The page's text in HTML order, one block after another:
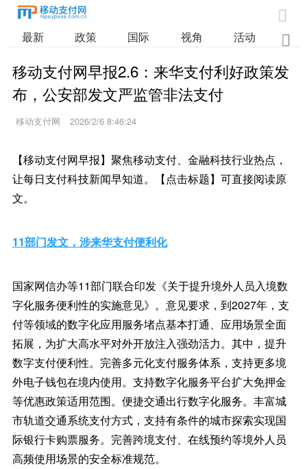

最新 政策 国际 视角 活动 业

移动支付网早报2.6：来华支付利好政策发
布，公安部发文严监管非法支付
移动支付网 2026/2/6 8:46:24
【移动支付网早报】聚焦移动支付、金融科技行业热点，
让每日支付科技新闻早知道。【点击标题】可直接阅读原
文。
11部门发文，涉来华支付便利化
国家网信办等11部门联合印发《关于提升境外人员入境数
字化服务便利性的实施意见》。意见要求，到2027年，支
付等领域的数字化应用服务堵点基本打通、应用场景全面
拓展，为扩大高水平对外开放注入强劲活力。其中，提升
数字支付便利性。完善多元化支付服务体系，支持更多境
外电子钱包在境内使用。支持数字化服务平台扩大免押金
等优惠政策适用范围。便捷交通出行数字化服务。丰富城
市轨道交通系统支付方式，支持有条件的城市探索实现国
际银行卡购票服务。完善跨境支付、在线预约等境外人员
高频使用场景的安全标准规范。